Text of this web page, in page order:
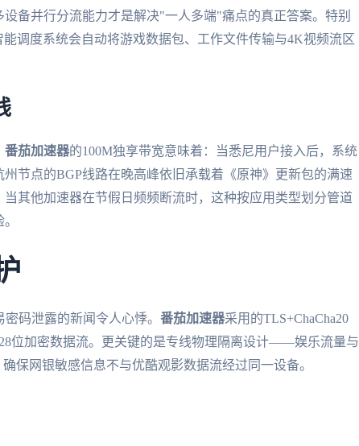
备并行分流能力才是解决"一人多端"痛点的真正答案。特别
调度系统会自动将游戏数据包、工作文件传输与4K视频流区
番茄加速器的100M独享带宽意味着：当悉尼用户接入后，系统
节点的BGP线路在晚高峰依旧承载着《原神》更新包的满速
其他加速器在节假日频频断流时，这种按应用类型划分管道
码泄露的新闻令人心悸。 番茄加速器采用的TLS+ChaCha20
位加密数据流。更关键的是专线物理隔离设计——娱乐流量与
保网银敏感信息不与优酷观影数据流经过同一设备。